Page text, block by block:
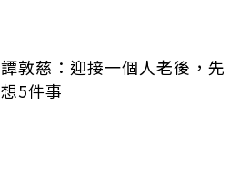
譚敦慈：迎接一個人老後，先
想5件事